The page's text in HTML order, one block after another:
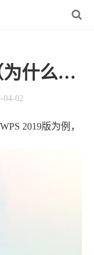
为什么 不能写英文（为什么放弃治疗）
04-02
2019版为例，